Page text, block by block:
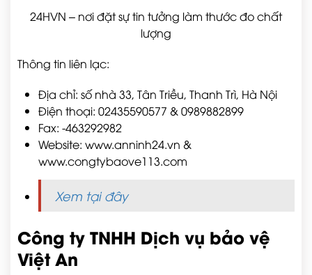
24HVN – nơi đặt sự tin tưởng làm thước đo chất
lượng
Thông tin liên lạc:
Địa chỉ: số nhà 33, Tân Triều, Thanh Trì, Hà Nội
Điện thoại: 02435590577 & 0989882899
Fax: -463292982
Website: www.anninh24.vn &
www.congtybaove113.com
Xem tại đây
Công ty TNHH Dịch vụ bảo vệ
Việt An